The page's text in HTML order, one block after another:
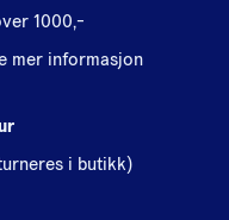
1000,-
mer informasjon
i butikk)